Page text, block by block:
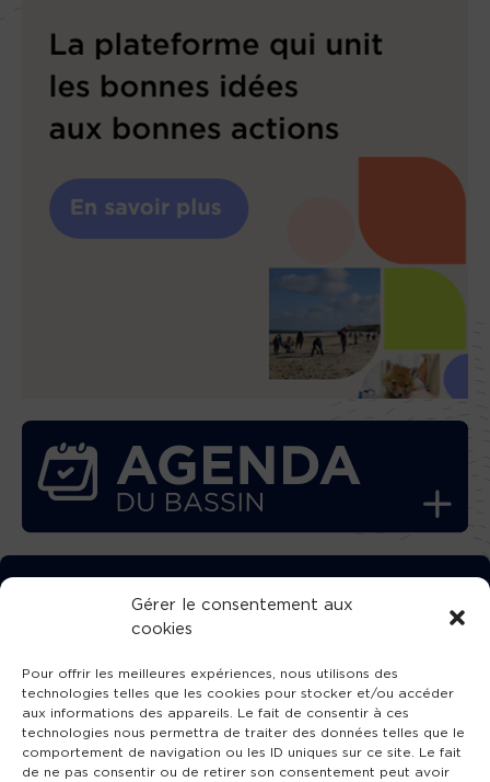
Gérer le consentement aux
cookies
Pour offrir les meilleures expériences, nous utilisons des
technologies telles que les cookies pour stocker et/ou accéder
aux informations des appareils. Le fait de consentir à ces
technologies nous permettra de traiter des données telles que le
comportement de navigation ou les ID uniques sur ce site. Le fait
de ne pas consentir ou de retirer son consentement peut avoir
TÉLÉCHARGEZ GRATUITEMENT
L’APPLICATION TVBA !
SUIVEZ-NOUS !